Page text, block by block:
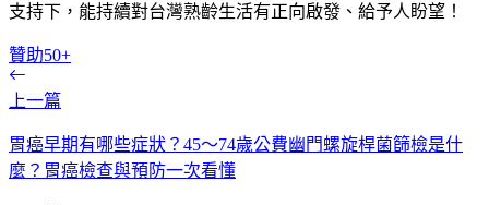
支持下，能持續對台灣熟齡生活有正向啟發、給予人盼望！
贊助50+
上一篇
胃癌早期有哪些症狀？45～74歲公費幽門螺旋桿菌篩檢是什
麼？胃癌檢查與預防一次看懂